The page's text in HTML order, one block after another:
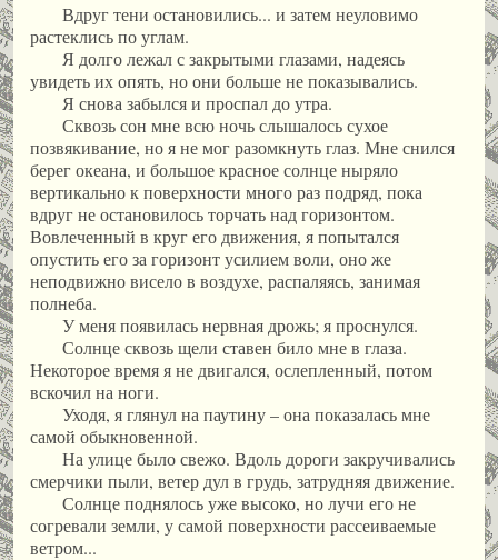
Вдруг тени остановились... и затем неуловимо
растеклись по углам.
Я долго лежал с закрытыми глазами, надеясь
увидеть их опять, но они больше не показывались.
Я снова забылся и проспал до утра.
Сквозь сон мне всю ночь слышалось сухое
позвякивание, но я не мог разомкнуть глаз. Мне снился
берег океана, и большое красное солнце ныряло
вертикально к поверхности много раз подряд, пока
вдруг не остановилось торчать над горизонтом.
Вовлеченный в круг его движения, я попытался
опустить его за горизонт усилием воли, оно же
неподвижно висело в воздухе, распаляясь, занимая
полнеба.
У меня появилась нервная дрожь; я проснулся.
Солнце сквозь щели ставен било мне в глаза.
Некоторое время я не двигался, ослепленный, потом
вскочил на ноги.
Уходя, я глянул на паутину – она показалась мне
самой обыкновенной.
На улице было свежо. Вдоль дороги закручивались
смерчики пыли, ветер дул в грудь, затрудняя движение.
Солнце поднялось уже высоко, но лучи его не
согревали земли, у самой поверхности рассеиваемые
ветром...